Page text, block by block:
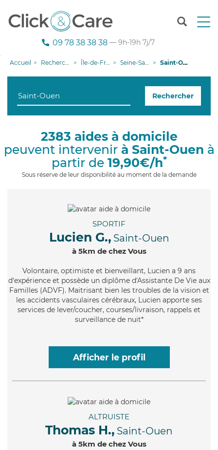
T
n
g
i
09 78 38 38 38 — 9h-19h 7j/7
Accueil Recherche aide à domicile Île-de-France Seine-Saint-Denis Saint-Ouen
Rechercher
2383 aides à domicile
peuvent intervenir à Saint-Ouen à
partir de 19,90€/h*
Sous réserve de leur disponibilité au moment de la demande
SPORTIF
Lucien G., Saint-Ouen
à 5km de chez Vous
Volontaire, optimiste et bienveillant, Lucien a 9 ans
d'expérience et possède un diplôme d'Assistante De Vie aux
Familles (ADVF). Maitrisant bien les troubles de la vision et
les accidents vasculaires cérébraux, Lucien apporte ses
services de lever/coucher, courses/livraison, rappels et
surveillance de nuit*
Afficher le profil
ALTRUISTE
Thomas H., Saint-Ouen
à 5km de chez Vous